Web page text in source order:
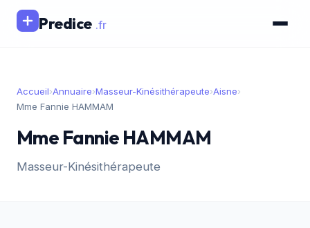
Predice .fr
Accueil›Annuaire›Masseur-Kinésithérapeute›Aisne›
Mme Fannie HAMMAM
Mme Fannie HAMMAM
Masseur-Kinésithérapeute